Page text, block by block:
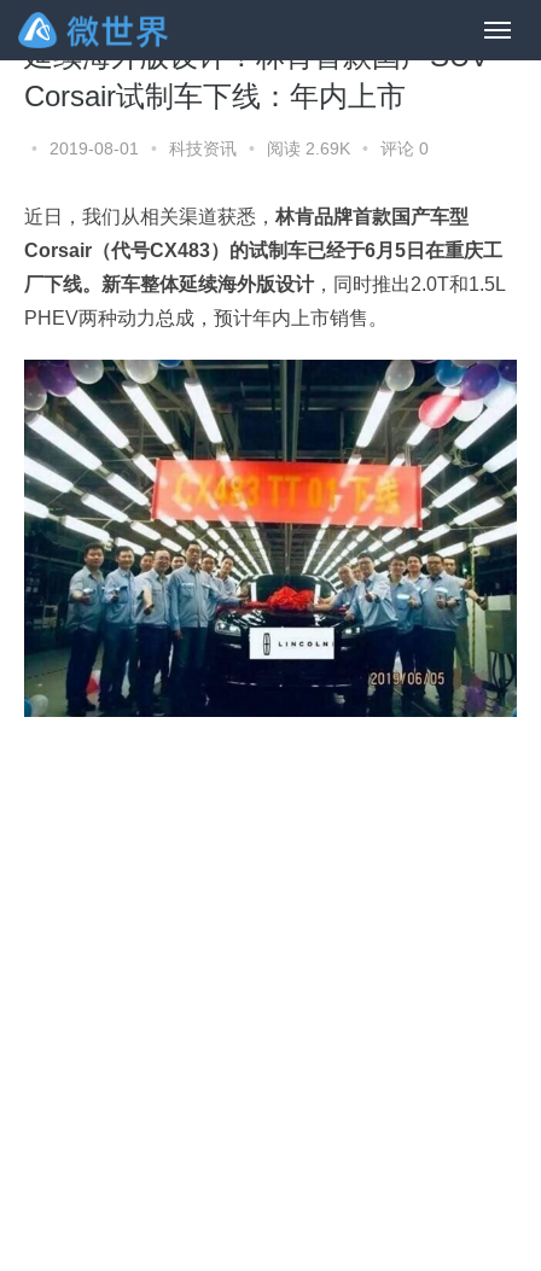
延续海外版设计！林肯首款国产SUV
Corsair试制车下线：年内上市
• 2019-08-01 • 科技资讯 • 阅读 2.69K • 评论 0
近日，我们从相关渠道获悉， 林肯品牌首款国产车型
Corsair（代号CX483）的试制车已经于6月5日在重庆工
厂下线。新车整体延续海外版设计，同时推出2.0T和1.5L
PHEV两种动力总成，预计年内上市销售。